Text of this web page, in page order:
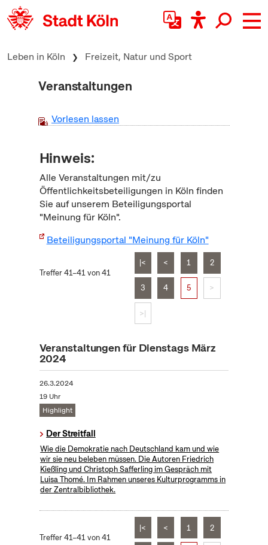
zum Inhalt springen
Leben in Köln Freizeit, Natur und Sport
Veranstaltungen
Vorlesen lassen
Hinweis:
Alle Veranstaltungen mit/zu
Öffentlichkeitsbeteiligungen in Köln finden
Sie auf unserem Beteiligungsportal
"Meinung für Köln".
Beteiligungsportal "Meinung für Köln"
Treffer 41–41 von 41
|< < 1 2
3 4 5 >
>|
Veranstaltungen für Dienstags März
2024
26.3.2024
19 Uhr
Highlight
Der Streitfall
Wie die Demokratie nach Deutschland kam und wie
wir sie neu beleben müssen. Die Autoren Friedrich
Kießling und Christoph Safferling im Gespräch mit
Luisa Thomé. Im Rahmen unseres Kulturprogramms in
der Zentralbibliothek.
Treffer 41–41 von 41
|< < 1 2